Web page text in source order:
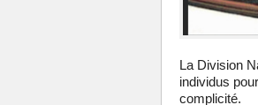
La Division
individus
complicité.